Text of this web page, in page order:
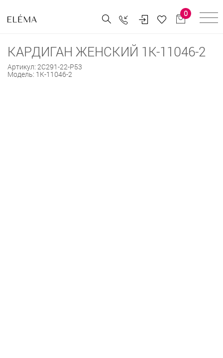
0
КАРДИГАН ЖЕНСКИЙ 1К-11046-2
Артикул: 2С291-22-Р53
Модель: 1К-11046-2